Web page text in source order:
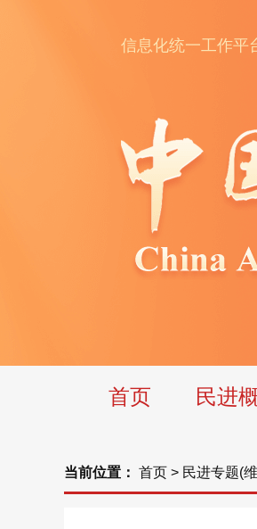
信息化统一工作平
首页 民进
当前位置： 首页 > 民进专题(